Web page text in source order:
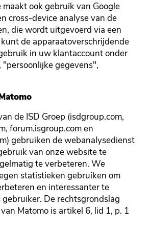
ook gebruik van Google
cross-device analyse van de
die wordt uitgevoerd via een
de apparaatoverschrijdende
in uw klantaccount onder
gegevens",
de ISD Groep (isdgroup.com,
forum.isgroup.com en
gebruiken de webanalysedienst
van onze website te
te verbeteren. We
statistieken gebruiken om
en interessanter te
gebruiker. De rechtsgrondslag
Matomo is artikel 6, lid 1, p. 1